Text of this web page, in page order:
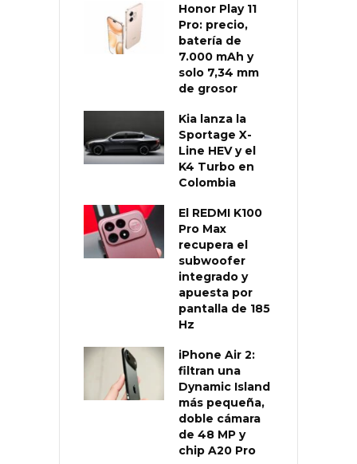
Honor Play 11
Pro: precio,
batería de
7.000 mAh y
solo 7,34 mm
de grosor
Kia lanza la
Sportage X-
Line HEV y el
K4 Turbo en
Colombia
El REDMI K100
Pro Max
recupera el
subwoofer
integrado y
apuesta por
pantalla de 185
Hz
iPhone Air 2:
filtran una
Dynamic Island
más pequeña,
doble cámara
de 48 MP y
chip A20 Pro